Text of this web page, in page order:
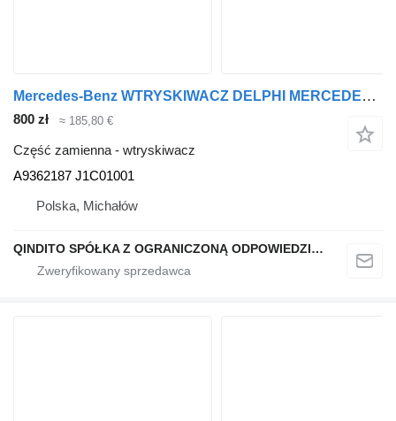
Mercedes-Benz WTRYSKIWACZ DELPHI MERCEDES ACTROS ATEGO ANTOS AXOR OM936 OM934 A9362187 do ciągnika siodłowego
800 zł ≈ 185,80 €
Część zamienna - wtryskiwacz
A9362187 J1C01001
Polska, Michałów
QINDITO SPÓŁKA Z OGRANICZONĄ ODPOWIEDZIALNOŚCIĄ